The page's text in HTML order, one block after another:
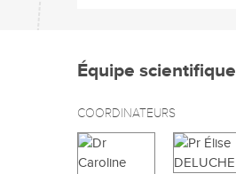
Équipe scientifique
COORDINATEURS